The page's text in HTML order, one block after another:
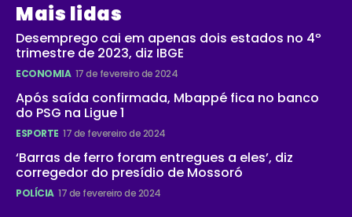
Mais lidas
Desemprego cai em apenas dois estados no 4º
trimestre de 2023, diz IBGE
ECONOMIA 17 de fevereiro de 2024
Após saída confirmada, Mbappé fica no banco
do PSG na Ligue 1
ESPORTE 17 de fevereiro de 2024
‘Barras de ferro foram entregues a eles’, diz
corregedor do presídio de Mossoró
POLÍCIA 17 de fevereiro de 2024